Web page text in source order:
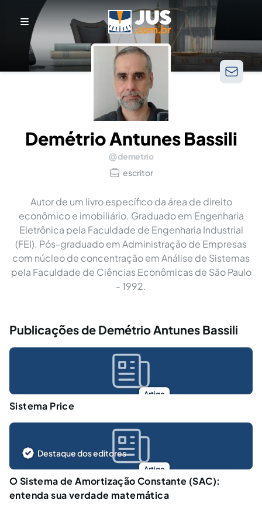
Demétrio Antunes Bassili
demetrio
escritor
Autor de um livro específico da área de direito
econômico e imobiliário. Graduado em Engenharia
Eletrônica pela Faculdade de Engenharia Industrial
(FEI). Pós-graduado em Administração de Empresas
com núcleo de concentração em Análise de Sistemas
pela Faculdade de Ciências Econômicas de São Paulo
- 1992.
Publicações de Demétrio Antunes Bassili
Artigo
Sistema Price
Artigo
Destaque dos editores
O Sistema de Amortização Constante (SAC):
entenda sua verdade matemática